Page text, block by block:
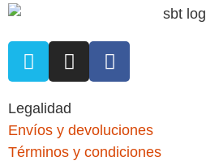
Legalidad
Envíos y devoluciones
Términos y condiciones